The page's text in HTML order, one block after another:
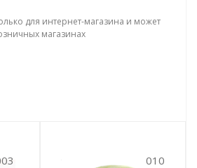
для интернет-магазина и может
магазинах
010